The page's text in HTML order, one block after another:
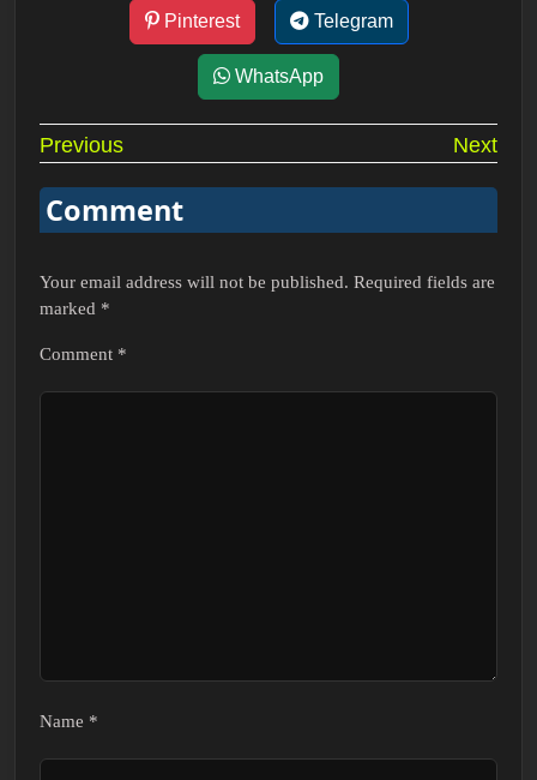
Pinterest Telegram
WhatsApp
Post
navigation
Previous Next
Comment
Your email address will not be published. Required fields are
marked *
Comment *
Name *